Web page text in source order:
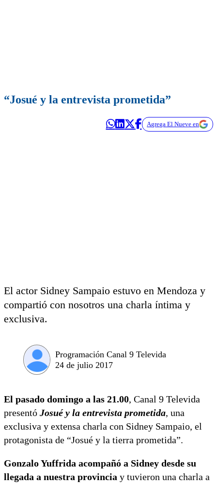
“Josué y la entrevista prometida”
Agrega El Nueve en
El actor Sidney Sampaio estuvo en Mendoza y
compartió con nosotros una charla íntima y
exclusiva.
Programación Canal 9 Televida
24 de julio 2017
El pasado domingo a las 21.00, Canal 9 Televida
presentó Josué y la entrevista prometida, una
exclusiva y extensa charla con Sidney Sampaio, el
protagonista de “Josué y la tierra prometida”.
Gonzalo Yuffrida acompañó a Sidney desde su
llegada a nuestra provincia y tuvieron una charla a